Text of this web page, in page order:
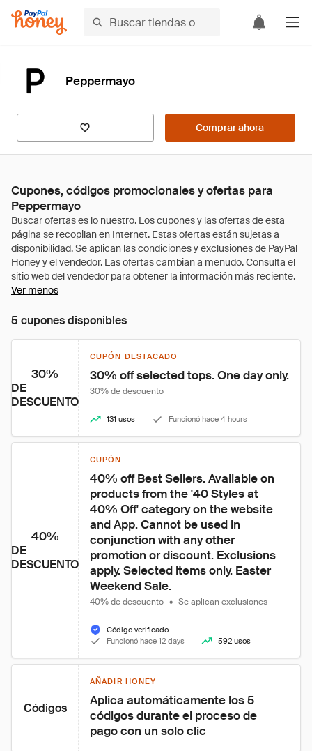
Peppermayo
Comprar ahora
Cupones, códigos promocionales y ofertas para
Peppermayo
Ver menos
5 cupones disponibles
30%
DE
DESCUENTO
CUPÓN DESTACADO
30% off selected tops. One day only.
30% de descuento
131 usos Funcionó hace 4 hours
40%
DE
DESCUENTO
CUPÓN
40% off Best Sellers. Available on
products from the '40 Styles at
40% Off' category on the website
and App. Cannot be used in
conjunction with any other
promotion or discount. Exclusions
apply. Selected items only. Easter
Weekend Sale.
40% de descuento • Se aplican exclusiones
Código verificado
Funcionó hace 12 days
592 usos
Códigos
AÑADIR HONEY
Aplica automáticamente los 5
códigos durante el proceso de
pago con un solo clic